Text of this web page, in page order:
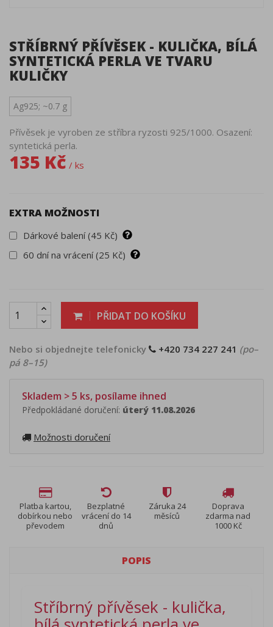
STŘÍBRNÝ PŘÍVĚSEK - KULIČKA, BÍLÁ
SYNTETICKÁ PERLA VE TVARU
KULIČKY
Ag925; ~0.7 g
Přívěsek je vyroben ze stříbra ryzosti 925/1000. Osazení:
syntetická perla.
135 Kč / ks
EXTRA MOŽNOSTI
Dárkové balení (45 Kč)
60 dní na vrácení (25 Kč)
PŘIDAT DO KOŠÍKU
Nebo si objednejte telefonicky +420 734 227 241 (po–
pá 8–15)
Skladem > 5 ks, posílame ihned
Předpokládané doručení: úterý 11.08.2026
Možnosti doručení
Platba kartou,
dobírkou nebo
převodem
Bezplatné
vrácení do 14
dnů
Záruka 24
měsíců
Doprava
zdarma nad
1000 Kč
POPIS
Stříbrný přívěsek - kulička,